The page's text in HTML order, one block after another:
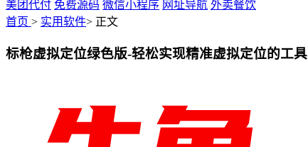
美团代付 免费源码 微信小程序 网址导航 外卖餐饮
首页 > 实用软件> 正文
标枪虚拟定位绿色版-轻松实现精准虚拟定位的工具